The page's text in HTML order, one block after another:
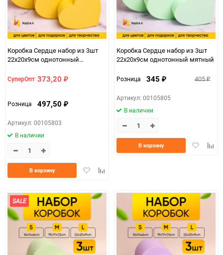
Коробка Сердце набор из 3шт
22х20х9см однотонный
СуперОпт 373,20 ₽
Розница 497,50 ₽
Артикул: 00105803
В наличии
ДобавитьДобавить
В корзину
Коробка Сердце набор из 3шт
22х20х9см однотонный мятный
Розница 345 ₽ 405₽
Артикул: 00105805
В наличии
Добавить
В корзину
SALE